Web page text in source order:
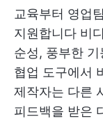
교육부터 영업
지원합니다 비
순성, 풍부한
협업 도구에서
제작자는 다른
피드백을 받은